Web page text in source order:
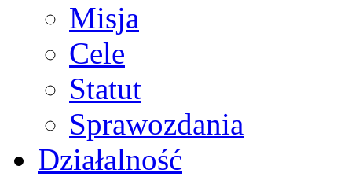
Misja
Cele
Statut
Sprawozdania
Działalność